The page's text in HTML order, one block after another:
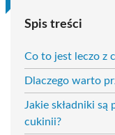
Spis treści
Co to jest leczo z
Dlaczego warto
Jakie składniki
cukinii?